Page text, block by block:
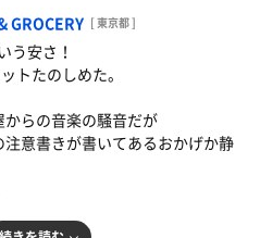
GROCERY [ 東京都 ]
う安さ！
トたのしめた。
らの音楽の騒音だが
意書きが書いてあるおかげか静
よかった！